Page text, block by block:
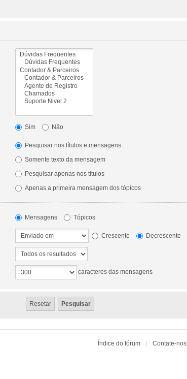
Sim Não
Pesquisar nos títulos e mensagens
Somente texto da mensagem
Pesquisar apenas nos títulos
Apenas a primeira mensagem dos tópicos
Mensagens Tópicos
Crescente Decrescente
caracteres das mensagens
Índice do fórum Contate-nos